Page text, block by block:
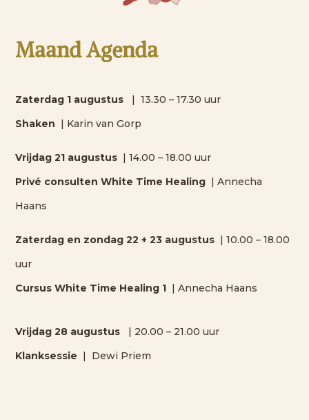
Maand Agenda
Zaterdag 1 augustus | 13.30 – 17.30 uur
Shaken | Karin van Gorp
Vrijdag 21 augustus | 14.00 – 18.00 uur
Privé consulten White Time Healing | Annecha
Haans
Zaterdag en zondag 22 + 23 augustus | 10.00 – 18.00
uur
Cursus White Time Healing 1 | Annecha Haans
Vrijdag 28 augustus
| 20.00 – 21.00 uur
Klanksessie | Dewi Priem